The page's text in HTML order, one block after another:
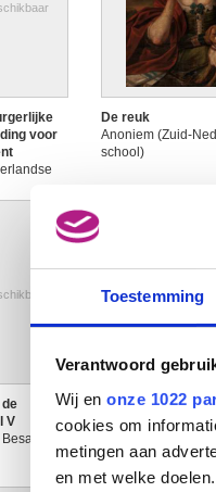
Toestemming
Verantwoord
Wij en onze 1022
cookies om
metingen aan
en met welke doelen.
voor
De reuk
Anoniem (Zuid-
school)
V
Afbeelding niet
Een apostel (de
?)